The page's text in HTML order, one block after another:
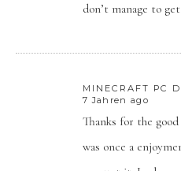
don’t manage to
MINECRAFT PC
7 Jahren ago
Thanks for the
was once a